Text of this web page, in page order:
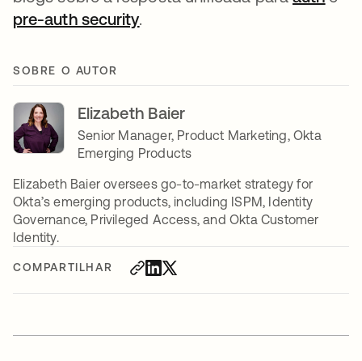
COMPARTILHAR
pre-auth securityabre em uma nova guia
.
SOBRE O AUTOR
Elizabeth Baier
Senior Manager, Product Marketing, Okta
Emerging Products
Elizabeth Baier oversees go-to-market strategy for
Okta’s emerging products, including ISPM, Identity
Governance, Privileged Access, and Okta Customer
Identity.